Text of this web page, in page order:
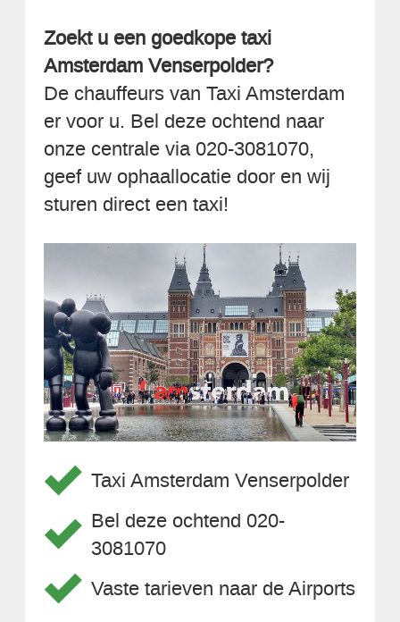
Zoekt u een goedkope taxi
Amsterdam Venserpolder?
De chauffeurs van Taxi Amsterdam
er voor u. Bel deze ochtend naar
onze centrale via 020-3081070,
geef uw ophaallocatie door en wij
sturen direct een taxi!
Taxi Amsterdam Venserpolder
Bel deze ochtend 020-
3081070
Vaste tarieven naar de Airports